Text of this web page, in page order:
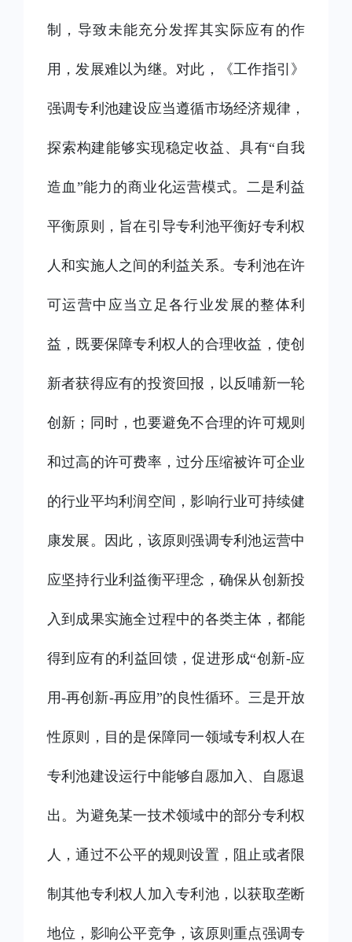
制，导致未能充分发挥其实际应有的作
用，发展难以为继。对此，《工作指引》
强调专利池建设应当遵循市场经济规律，
探索构建能够实现稳定收益、具有“自我
造血”能力的商业化运营模式。二是利益
平衡原则，旨在引导专利池平衡好专利权
人和实施人之间的利益关系。专利池在许
可运营中应当立足各行业发展的整体利
益，既要保障专利权人的合理收益，使创
新者获得应有的投资回报，以反哺新一轮
创新；同时，也要避免不合理的许可规则
和过高的许可费率，过分压缩被许可企业
的行业平均利润空间，影响行业可持续健
康发展。因此，该原则强调专利池运营中
应坚持行业利益衡平理念，确保从创新投
入到成果实施全过程中的各类主体，都能
得到应有的利益回馈，促进形成“创新-应
用-再创新-再应用”的良性循环。三是开放
性原则，目的是保障同一领域专利权人在
专利池建设运行中能够自愿加入、自愿退
出。为避免某一技术领域中的部分专利权
人，通过不公平的规则设置，阻止或者限
制其他专利权人加入专利池，以获取垄断
地位，影响公平竞争，该原则重点强调专